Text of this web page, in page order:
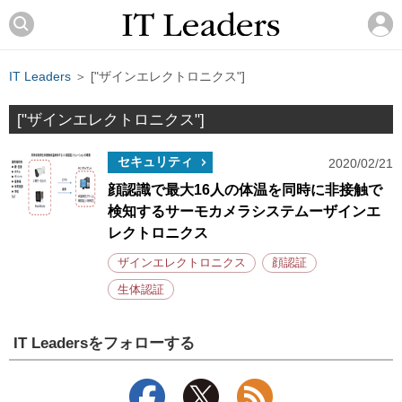
IT Leaders ＞ ["ザインエレクトロニクス"]
["ザインエレクトロニクス"]
セキュリティ 2020/02/21
顔認識で最大16人の体温を同時に非接触で
検知するサーモカメラシステムーザインエ
レクトロニクス
ザインエレクトロニクス 顔認証
生体認証
IT Leadersをフォローする